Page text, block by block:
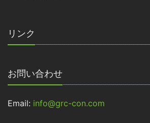
リンク
お問い合わせ
Email: info@grc-con.com